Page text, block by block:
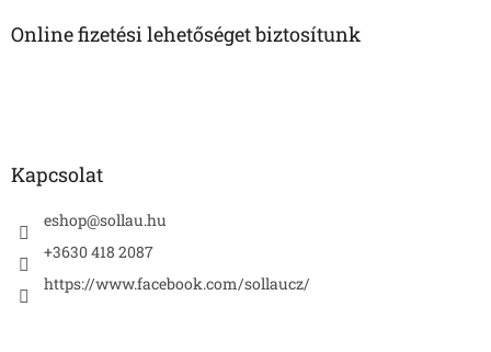
Online fizetési lehetőséget biztosítunk
Kapcsolat
eshop@sollau.hu
+3630 418 2087
https://www.facebook.com/sollaucz/